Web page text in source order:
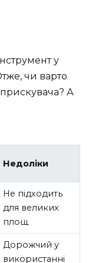
у
чи варто
А
Недоліки
Не підходить
для великих
площ
Дорожчий у
використанні